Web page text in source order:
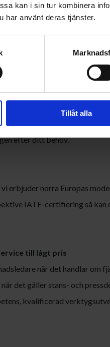
kan i sin tur kombinera
har använt deras tjänster.
Tillåt alla
EWES
multislidemaskien
snabbt tack vare
och
efter ditt behov.
erbjuder norra Europas
IATF-certifiering så
till lågt pris
när det handlar om
det gäller stans- och
kvalificerad